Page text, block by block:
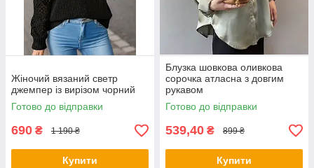
Жіночий вязаний светр
джемпер із вирізом чорний
Готово до відправки
690 ₴ 1 190 ₴
Купити
Блузка шовкова оливкова
сорочка атласна з довгим
рукавом
Готово до відправки
539,40 ₴ 899 ₴
Купити